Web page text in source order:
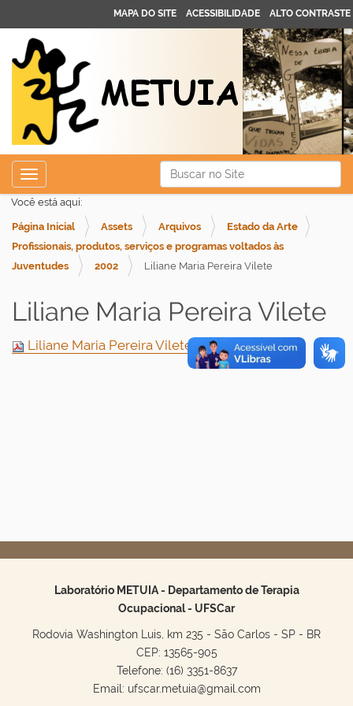
Busca
Busca Avançada…
MAPA DO SITE ACESSIBILIDADE ALTO CONTRASTE
Toggle navigation
Você está aqui:
Página Inicial Assets Arquivos
Estado da Arte
Profissionais, produtos, serviços e programas voltados às
Juventudes
2002 Liliane Maria Pereira Vilete
Liliane Maria Pereira Vilete
Liliane Maria Pereira Vilete.pdf — 1.8 MB
Laboratório METUIA - Departamento de Terapia
Ocupacional - UFSCar
Rodovia Washington Luis, km 235 - São Carlos - SP - BR
CEP: 13565-905
Telefone: (16) 3351-8637
Email: ufscar.metuia@gmail.com